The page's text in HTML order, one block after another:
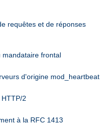
requêtes et de réponses
mandataire frontal
d'origine mod_heartbeat
2
à la RFC 1413